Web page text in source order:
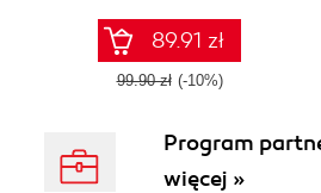
89.91 zł
99.90 zł (-10%)
Program
więcej »